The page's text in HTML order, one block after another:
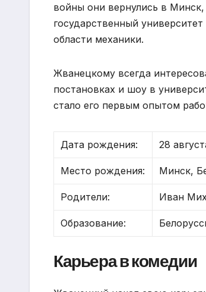
войны они вернулись в
государственный
области механики.
Жванецкому всегда
постановках и шоу в
стало его первым опытом
Дата рождения: 28
Место рождения: Минск,
Родители: Иван
Образование:
Карьера в комедии